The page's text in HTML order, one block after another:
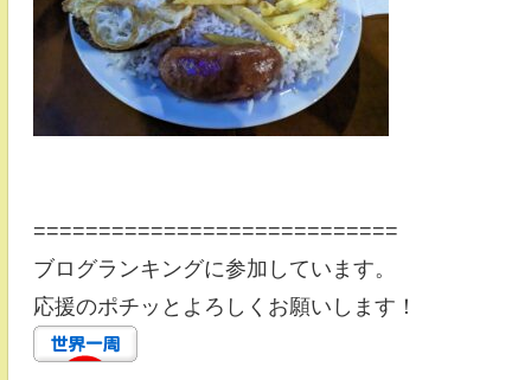
============================
ブログランキングに参加しています。
応援のポチッとよろしくお願いします！